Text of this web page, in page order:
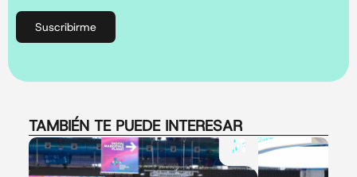
Suscribirme
TAMBIÉN TE PUEDE INTERESAR